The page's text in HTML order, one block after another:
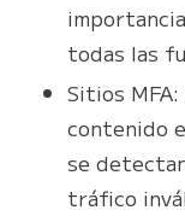
todas las
Sitios
contenido
se
tráfico